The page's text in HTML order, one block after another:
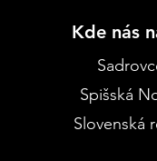
Kde nás
Spišská
Slovenská